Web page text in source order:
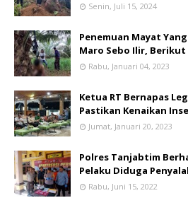
Senin, Juli 15, 2024
Penemuan Mayat
Maro Sebo Ilir,
Rabu, Januari 04, 2023
Ketua RT Bernapas
Pastikan Kenaikan
Jumat, Januari 20, 2023
Polres Tanjabtim
Pelaku Diduga
Rabu, Juni 15, 2022